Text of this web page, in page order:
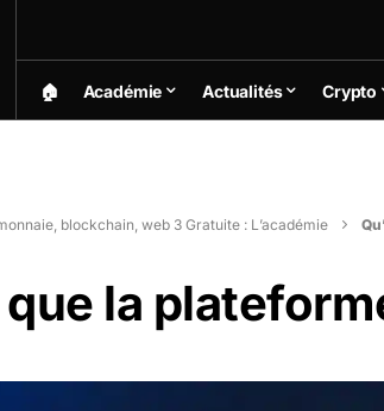
🏠︎ Académie Actualités Crypto
blockchain, web 3 Gratuite : L’académie
que la